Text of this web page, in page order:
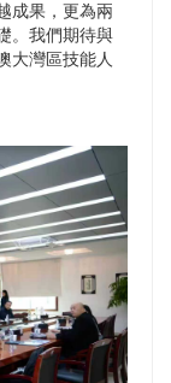
成果，更為兩
。我們期待與
大灣區技能人